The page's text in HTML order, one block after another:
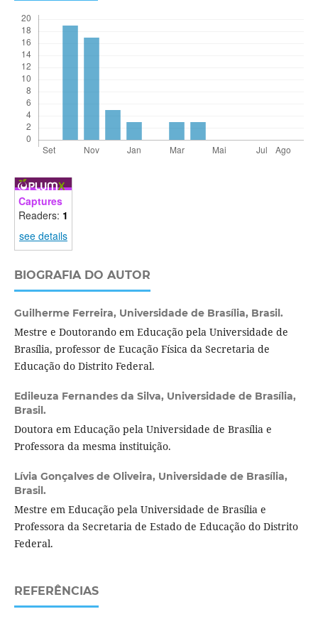
Captures
Readers: 1
see details
BIOGRAFIA DO AUTOR
Guilherme Ferreira, Universidade de Brasília, Brasil.
Mestre e Doutorando em Educação pela Universidade de
Brasília, professor de Eucação Física da Secretaria de
Educação do Distrito Federal.
Edileuza Fernandes da Silva, Universidade de Brasília,
Brasil.
Doutora em Educação pela Universidade de Brasília e
Professora da mesma instituição.
Lívia Gonçalves de Oliveira, Universidade de Brasília,
Brasil.
Mestre em Educação pela Universidade de Brasília e
Professora da Secretaria de Estado de Educação do Distrito
Federal.
REFERÊNCIAS